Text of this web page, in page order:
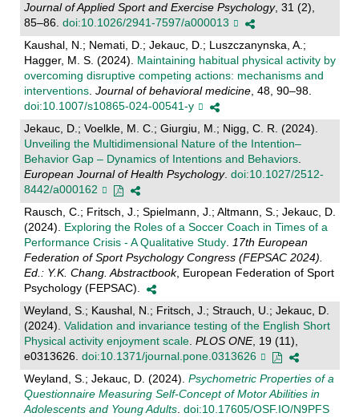
Journal of Applied Sport and Exercise Psychology, 31 (2),
85–86. doi:10.1026/2941-7597/a000013
Kaushal, N.; Nemati, D.; Jekauc, D.; Luszczanynska, A.;
Hagger, M. S. (2024). Maintaining habitual physical activity by
overcoming disruptive competing actions: mechanisms and
interventions. Journal of behavioral medicine, 48, 90–98.
doi:10.1007/s10865-024-00541-y
Jekauc, D.; Voelkle, M. C.; Giurgiu, M.; Nigg, C. R. (2024).
Unveiling the Multidimensional Nature of the Intention–
Behavior Gap – Dynamics of Intentions and Behaviors.
European Journal of Health Psychology. doi:10.1027/2512-
8442/a000162
Rausch, C.; Fritsch, J.; Spielmann, J.; Altmann, S.; Jekauc, D.
(2024). Exploring the Roles of a Soccer Coach in Times of a
Performance Crisis - A Qualitative Study. 17th European
Federation of Sport Psychology Congress (FEPSAC 2024).
Ed.: Y.K. Chang. Abstractbook, European Federation of Sport
Psychology (FEPSAC).
Weyland, S.; Kaushal, N.; Fritsch, J.; Strauch, U.; Jekauc, D.
(2024). Validation and invariance testing of the English Short
Physical activity enjoyment scale. PLOS ONE, 19 (11),
e0313626. doi:10.1371/journal.pone.0313626
Weyland, S.; Jekauc, D. (2024). Psychometric Properties of a
Questionnaire Measuring Self-Concept of Motor Abilities in
Adolescents and Young Adults. doi:10.17605/OSF.IO/N9PFS